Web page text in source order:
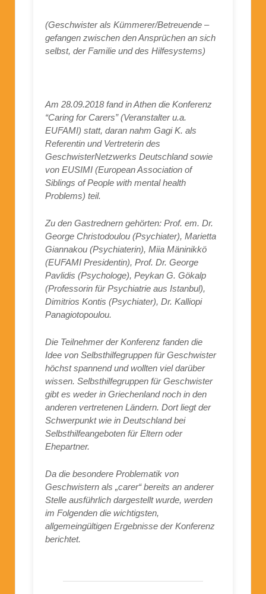
(Geschwister als Kümmerer/Betreuende –
gefangen zwischen den Ansprüchen an sich
selbst, der Familie und des Hilfesystems)
Am 28.09.2018 fand in Athen die Konferenz
“Caring for Carers” (Veranstalter u.a.
EUFAMI) statt, daran nahm Gagi K. als
Referentin und Vertreterin des
GeschwisterNetzwerks Deutschland sowie
von EUSIMI (European Association of
Siblings of People with mental health
Problems) teil.
Zu den Gastrednern gehörten: Prof. em. Dr.
George Christodoulou (Psychiater), Marietta
Giannakou (Psychiaterin), Miia Mäninikkö
(EUFAMI Presidentin), Prof. Dr. George
Pavlidis (Psychologe), Peykan G. Gökalp
(Professorin für Psychiatrie aus Istanbul),
Dimitrios Kontis (Psychiater), Dr. Kalliopi
Panagiotopoulou.
Die Teilnehmer der Konferenz fanden die
Idee von Selbsthilfegruppen für Geschwister
höchst spannend und wollten viel darüber
wissen. Selbsthilfegruppen für Geschwister
gibt es weder in Griechenland noch in den
anderen vertretenen Ländern. Dort liegt der
Schwerpunkt wie in Deutschland bei
Selbsthilfeangeboten für Eltern oder
Ehepartner.
Da die besondere Problematik von
Geschwistern als „carer“ bereits an anderer
Stelle ausführlich dargestellt wurde, werden
im Folgenden die wichtigsten,
allgemeingültigen Ergebnisse der Konferenz
berichtet.